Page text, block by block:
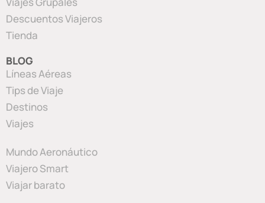
Descuentos Viajeros
Tienda
BLOG
Líneas Aéreas
Tips de Viaje
Destinos
Viajes
Mundo Aeronáutico
Viajero Smart
Viajar barato